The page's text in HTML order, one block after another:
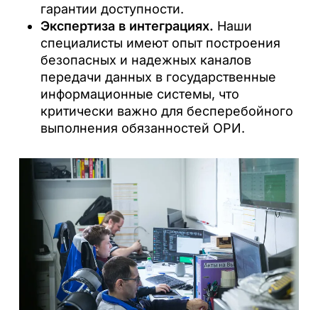
гарантии доступности.
Экспертиза в интеграциях. Наши
специалисты имеют опыт построения
безопасных и надежных каналов
передачи данных в государственные
информационные системы, что
критически важно для бесперебойного
выполнения обязанностей ОРИ.